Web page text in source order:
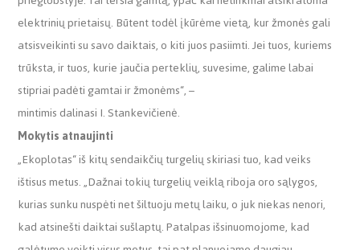
elektrinių prietaisų. Būtent todėl įkūrėme vietą, kur žmonės gali
atsisveikinti su savo daiktais, o kiti juos pasiimti. Jei tuos, kuriems
trūksta, ir tuos, kurie jaučia perteklių, suvesime, galime labai
stipriai padėti gamtai ir žmonėms“, –
mintimis dalinasi I. Stankevičienė.
Mokytis atnaujinti
„Ekoplotas“ iš kitų sendaikčių turgelių skiriasi tuo, kad veiks
ištisus metus. „Dažnai tokių turgelių veiklą riboja oro sąlygos,
kurias sunku nuspėti net šiltuoju metų laiku, o juk niekas nenori,
kad atsinešti daiktai sušlaptų. Patalpas išsinuomojome, kad